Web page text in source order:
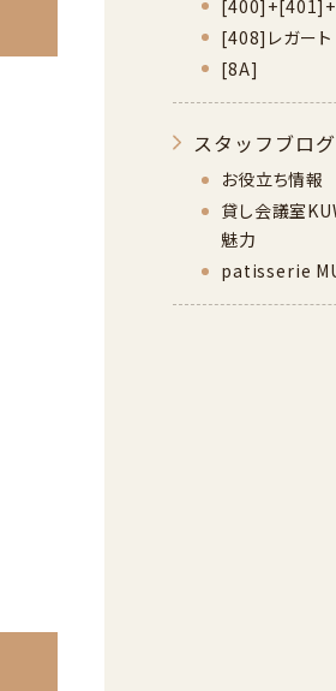
[408]レガート
[8A]
スタッフブログ
お役立ち情報
貸し会議室
魅力
patisserie